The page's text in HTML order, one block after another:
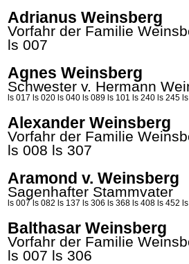
Adrianus Weinsberg
Vorfahr der Familie
ls 007
Agnes Weinsberg
Schwester v. Hermann
ls 017 ls 020 ls 040 ls 089 ls 101 ls 240 ls 245
Alexander Weinsberg
Vorfahr der Familie
ls 008 ls 307
Aramond v. Weinsberg
Sagenhafter Stammvater
ls 007 ls 082 ls 137 ls 306 ls 368 ls 408 ls 452
Balthasar Weinsberg
Vorfahr der Familie
ls 007 ls 306